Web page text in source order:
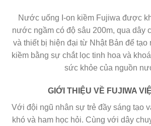
Nước uống I-on kiềm Fujiwa được
nước ngầm có độ sâu 200m, qua dây
và thiết bị hiện đại từ Nhật Bản để tạo
kiềm bằng sự chắt lọc tinh hoa và
sức khỏe của nguồn
GIỚI THIỆU VỀ FUJIWA
Với đội ngũ nhân sự trẻ đầy sáng tạo
khó và ham học hỏi. Cùng với dây